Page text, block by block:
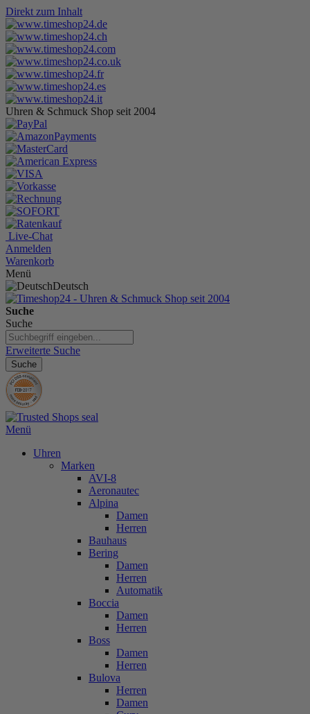
Direkt zum Inhalt
Uhren & Schmuck Shop seit 2004
Live-Chat
Anmelden
Warenkorb
Menü
Deutsch
Suche
Suche
Erweiterte Suche
Suche
Menü
Uhren
Marken
AVI-8
Aeronautec
Alpina
Damen
Herren
Bauhaus
Bering
Damen
Herren
Automatik
Boccia
Damen
Herren
Boss
Damen
Herren
Bulova
Herren
Damen